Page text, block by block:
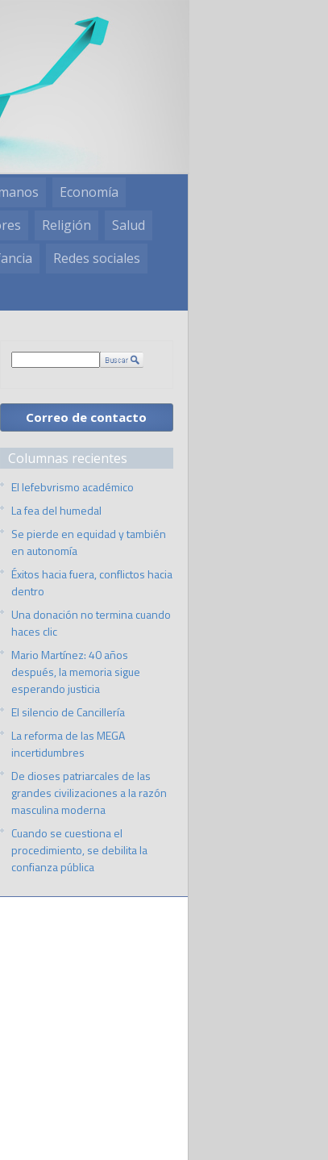
Economía
Religión
Salud
Redes sociales
Correo de contacto
Columnas recientes
El lefebvrismo académico
La fea del humedal
Se pierde en equidad y también
en autonomía
Éxitos hacia fuera, conflictos hacia
dentro
Una donación no termina cuando
haces clic
Mario Martínez: 40 años
después, la memoria sigue
esperando justicia
El silencio de Cancillería
La reforma de las MEGA
incertidumbres
De dioses patriarcales de las
grandes civilizaciones a la razón
masculina moderna
Cuando se cuestiona el
procedimiento, se debilita la
confianza pública